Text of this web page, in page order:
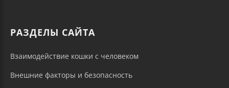
РАЗДЕЛЫ САЙТА
Взаимодействие кошки с человеком
Внешние факторы и безопасность